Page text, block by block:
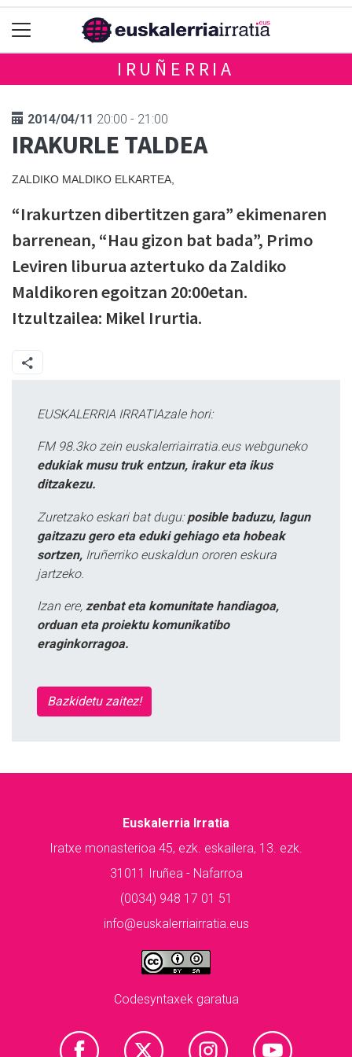
IRUÑERRIA
2014/04/11 20:00 - 21:00
IRAKURLE TALDEA
ZALDIKO MALDIKO ELKARTEA,
“Irakurtzen dibertitzen gara” ekimenaren
barrenean, “Hau gizon bat bada”, Primo
Leviren liburua aztertuko da Zaldiko
Maldikoren egoitzan 20:00etan.
Itzultzailea: Mikel Irurtia.
EUSKALERRIA IRRATIAzale hori:
FM 98.3ko zein euskalerriairratia.eus webguneko
edukiak musu truk entzun, irakur eta ikus
ditzakezu.
Zuretzako eskari bat dugu: posible baduzu, lagun
gaitzazu gero eta eduki gehiago eta hobeak
sortzen, Iruñerriko euskaldun ororen eskura
jartzeko.
Izan ere, zenbat eta komunitate handiagoa,
orduan eta proiektu komunikatibo
eraginkorragoa.
Bazkidetu zaitez!
Euskalerria Irratia
Iratxe monasterioa 45, ezk. eskailera, 13. ezk.
31011 Iruñea - Nafarroa
(0034) 948 17 01 51
info@euskalerriairratia.eus
Codesyntaxek garatua